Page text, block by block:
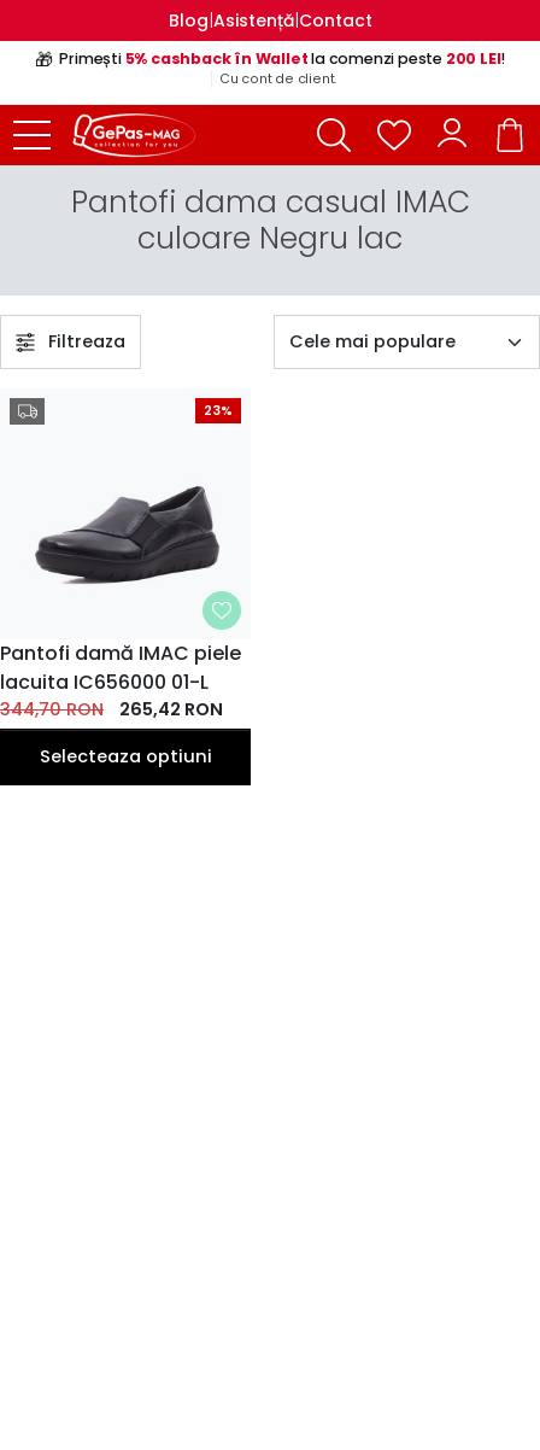
Blog|Asistență|Contact
🎁 Primești 5% cashback în Walletla comenzi peste 200 LEI!
Cu cont de client.
Pantofi dama casual IMAC
culoare Negru lac
Filtreaza
23%
MARIME
35
EU
36
EU
37
EU
38
EU
40
EU
41
EU
42
EU
Pantofi damă IMAC piele
lacuita IC656000 01-L
344,70RON 265,42 RON
Selecteaza optiuni